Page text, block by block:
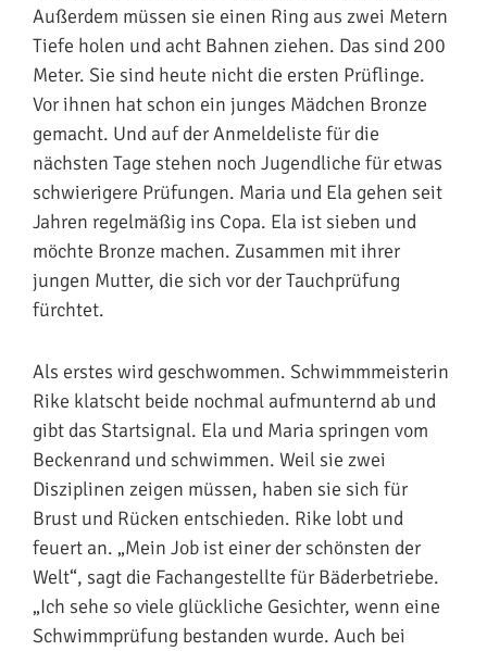
Außerdem müssen sie einen Ring aus zwei Metern
Tiefe holen und acht Bahnen ziehen. Das sind 200
Meter. Sie sind heute nicht die ersten Prüflinge.
Vor ihnen hat schon ein junges Mädchen Bronze
gemacht. Und auf der Anmeldeliste für die
nächsten Tage stehen noch Jugendliche für etwas
schwierigere Prüfungen. Maria und Ela gehen seit
Jahren regelmäßig ins Copa. Ela ist sieben und
möchte Bronze machen. Zusammen mit ihrer
jungen Mutter, die sich vor der Tauchprüfung
fürchtet.
Als erstes wird geschwommen. Schwimmmeisterin
Rike klatscht beide nochmal aufmunternd ab und
gibt das Startsignal. Ela und Maria springen vom
Beckenrand und schwimmen. Weil sie zwei
Disziplinen zeigen müssen, haben sie sich für
Brust und Rücken entschieden. Rike lobt und
feuert an. „Mein Job ist einer der schönsten der
Welt“, sagt die Fachangestellte für Bäderbetriebe.
„Ich sehe so viele glückliche Gesichter, wenn eine
Schwimmprüfung bestanden wurde. Auch bei